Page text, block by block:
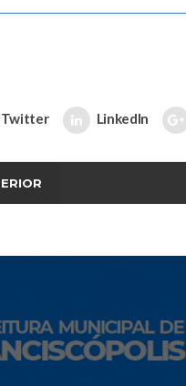
Twitter LinkedIn